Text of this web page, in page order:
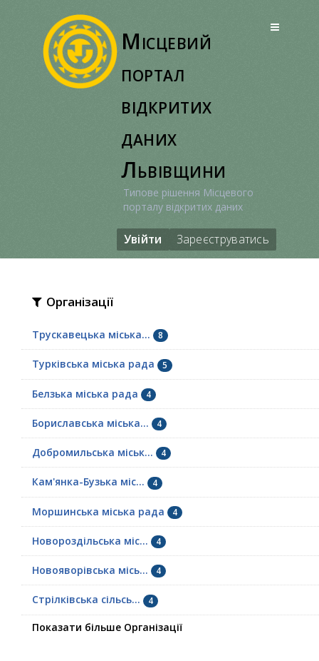
Місцевий
портал
відкритих
даних
Львівщини
Типове рішення Місцевого
порталу відкритих даних
Увійти Зареєструватись
Організації
Трускавецька міська... 8
Турківська міська рада 5
Белзька міська рада 4
Бориславська міська... 4
Добромильська міськ... 4
Кам'янка-Бузька міс... 4
Моршинська міська рада 4
Новороздільська міс... 4
Новояворівська місь... 4
Стрілківська сільсь... 4
Показати більше Організації